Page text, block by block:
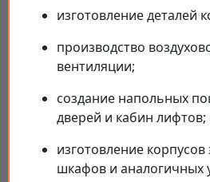
изготовление деталей
производство
вентиляции;
создание напольных
дверей и кабин лифтов;
изготовление корпусов
шкафов и аналогичных